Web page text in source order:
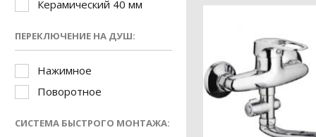
Керамический 40 мм
ПЕРЕКЛЮЧЕНИЕ НА ДУШ:
Нажимное
Поворотное
СИСТЕМА БЫСТРОГО МОНТАЖА: